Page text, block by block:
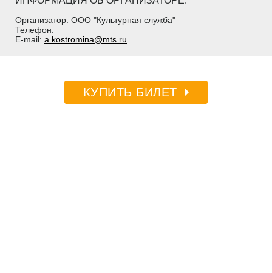
Организатор: ООО "Культурная служба"
Телефон:
E-mail: a.kostromina@mts.ru
КУПИТЬ БИЛЕТ